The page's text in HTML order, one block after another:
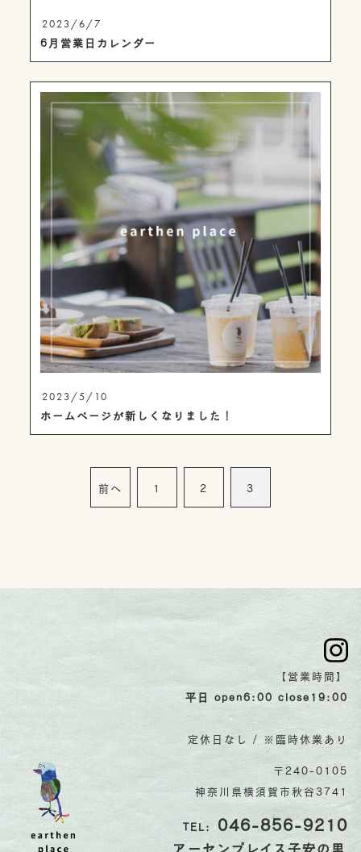
2023/6/7
6月営業日カレンダー
2023/5/10
ホームページが新しくなりました！
前へ 1 2 3
【営業時間】
平日 open6:00 close19:00
定休日なし / ※臨時休業あり
〒240-0105
神奈川県横須賀市秋谷3741
TEL: 046-856-9210
アーセンプレイス子安の里